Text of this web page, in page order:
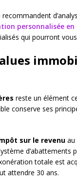
recommandent
personnalisée
qui pourront
reste un élément
conserve ses
sur le revenu au
d’abattements
totale est
attendre 30 ans.